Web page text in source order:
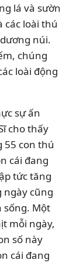
lá và sườn
các loài thú
núi.
chúng
loài động
sự ấn
cho thấy
55 con thú
cái đang
tức tăng
ngày cũng
sống. Một
mỗi ngày,
số này
cái đang